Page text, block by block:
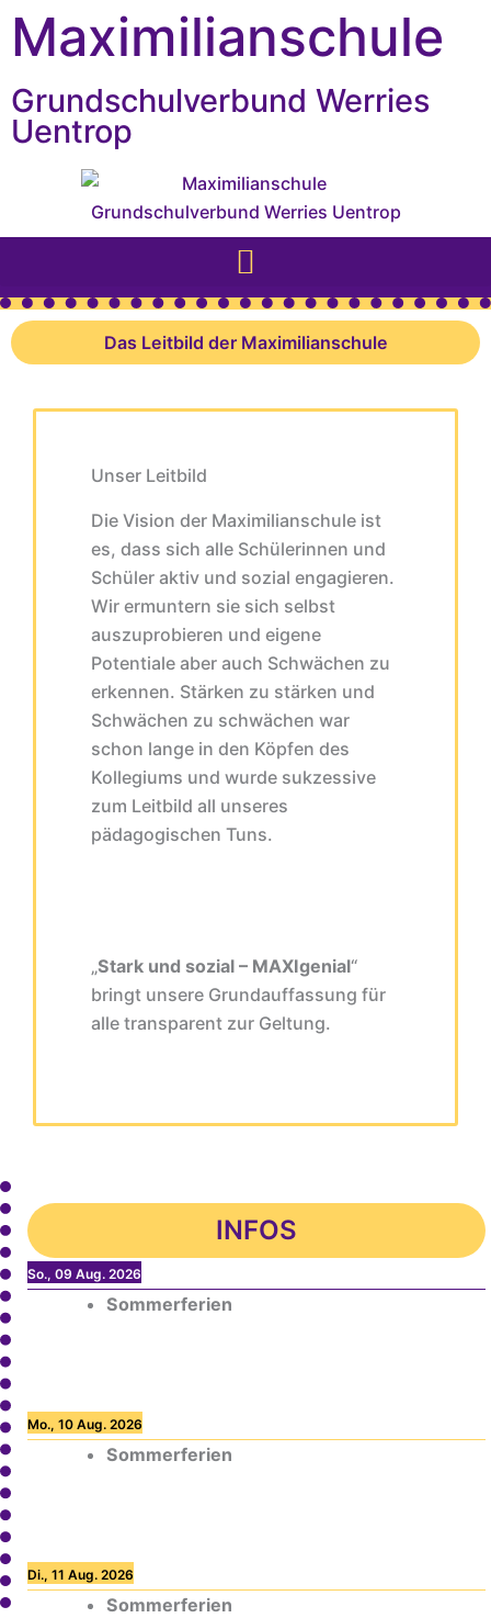
springen
Zum
Inhalt
Maximilianschule
Grundschulverbund Werries
Uentrop
Das Leitbild der Maximilianschule
Unser Leitbild
Die Vision der Maximilianschule ist
es, dass sich alle Schülerinnen und
Schüler aktiv und sozial engagieren.
Wir ermuntern sie sich selbst
auszuprobieren und eigene
Potentiale aber auch Schwächen zu
erkennen. Stärken zu stärken und
Schwächen zu schwächen war
schon lange in den Köpfen des
Kollegiums und wurde sukzessive
zum Leitbild all unseres
pädagogischen Tuns.
„Stark und sozial – MAXIgenial“
bringt unsere Grundauffassung für
alle transparent zur Geltung.
INFOS
So., 09 Aug. 2026
Sommerferien
Mo., 10 Aug. 2026
Sommerferien
Di., 11 Aug. 2026
Sommerferien